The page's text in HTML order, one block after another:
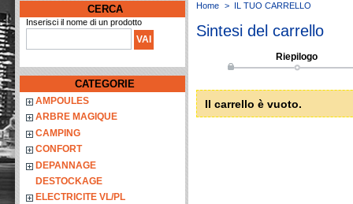
CERCA
Inserisci il nome di un prodotto
CATEGORIE
AMPOULES
ARBRE MAGIQUE
CAMPING
CONFORT
DEPANNAGE
DESTOCKAGE
ELECTRICITE VL/PL
Home > IL TUO CARRELLO
Sintesi del carrello
Riepilogo
Il carrello è vuoto.